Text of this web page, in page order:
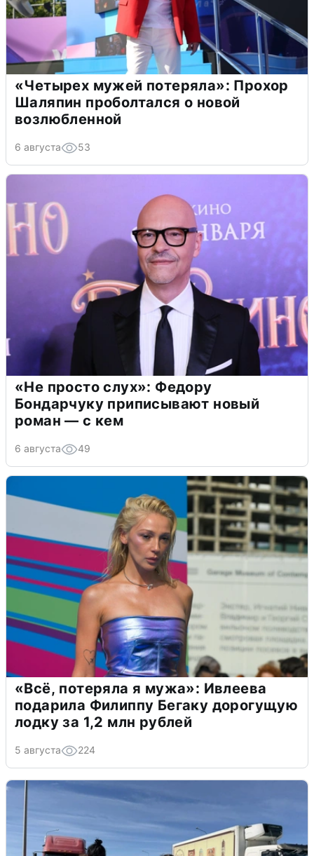
«Четырех мужей потеряла»: Прохор
Шаляпин проболтался о новой
возлюбленной
6 августа 53
«Не просто слух»: Федору
Бондарчуку приписывают новый
роман — с кем
6 августа 49
«Всё, потеряла я мужа»: Ивлеева
подарила Филиппу Бегаку дорогущую
лодку за 1,2 млн рублей
5 августа 224